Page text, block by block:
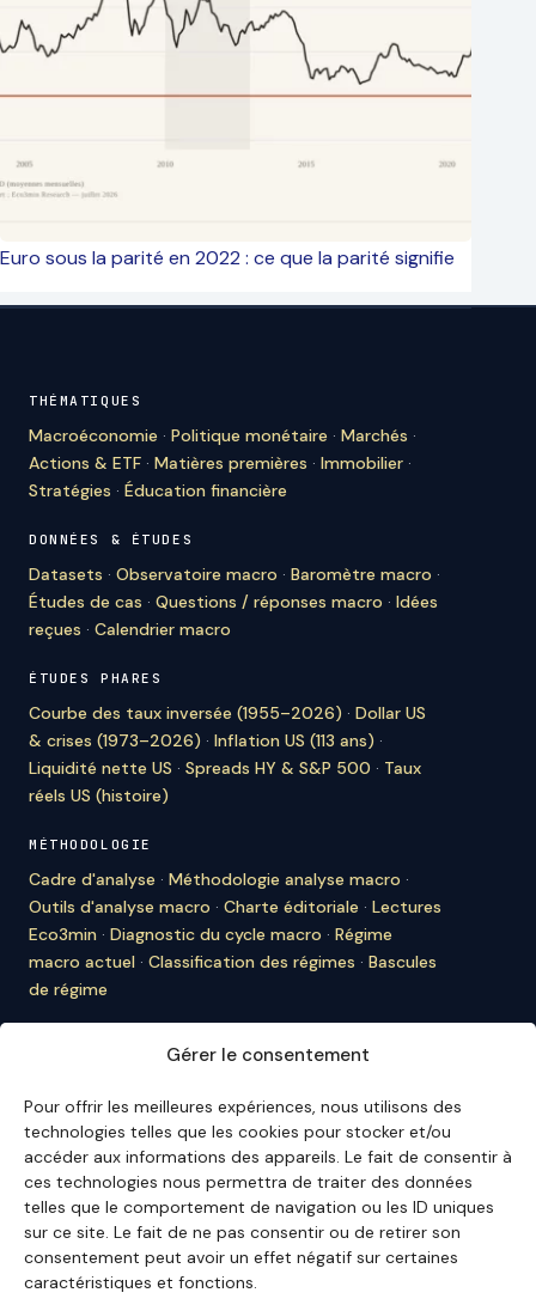
Gérer le consentement
Pour offrir les meilleures expériences, nous utilisons des
technologies telles que les cookies pour stocker et/ou
accéder aux informations des appareils. Le fait de consentir à
ces technologies nous permettra de traiter des données
telles que le comportement de navigation ou les ID uniques
sur ce site. Le fait de ne pas consentir ou de retirer son
consentement peut avoir un effet négatif sur certaines
caractéristiques et fonctions.
Euro sous la parité en 2022 : ce que la parité signifie
THÉMATIQUES
Macroéconomie · Politique monétaire · Marchés ·
Actions & ETF · Matières premières · Immobilier ·
Stratégies · Éducation financière
DONNÉES & ÉTUDES
Datasets · Observatoire macro · Baromètre macro ·
Études de cas · Questions / réponses macro · Idées
reçues · Calendrier macro
ÉTUDES PHARES
Courbe des taux inversée (1955–2026) · Dollar US
& crises (1973–2026) · Inflation US (113 ans) ·
Liquidité nette US · Spreads HY & S&P 500 · Taux
réels US (histoire)
MÉTHODOLOGIE
Cadre d'analyse · Méthodologie analyse macro ·
Outils d'analyse macro · Charte éditoriale · Lectures
Eco3min · Diagnostic du cycle macro · Régime
macro actuel · Classification des régimes · Bascules
de régime
nous citent· Mentions légales·Contact
ENGLISH VERSION
English Hub →
Eco3min privilégie des analyses valables sur plusieurs
mois ; les événements récents servent de points